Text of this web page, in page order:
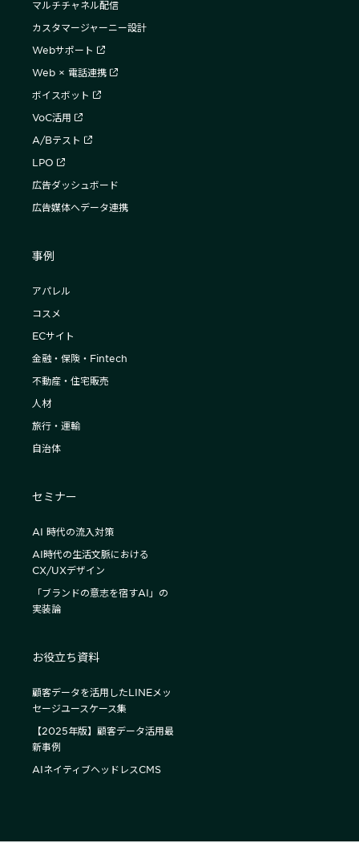
マルチチャネル配信
カスタマージャーニー設計
Webサポート
Web × 電話連携
ボイスボット
VoC活用
A/Bテスト
LPO
広告ダッシュボード
広告媒体へデータ連携
事例
アパレル
コスメ
ECサイト
金融・保険・Fintech
不動産・住宅販売
人材
旅行・運輸
自治体
セミナー
AI 時代の流入対策
AI時代の生活文脈における
CX/UXデザイン
「ブランドの意志を宿すAI」の
実装論
お役立ち資料
顧客データを活用したLINEメッ
セージユースケース集
【2025年版】顧客データ活用最
新事例
AIネイティブヘッドレスCMS